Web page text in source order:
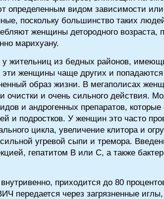
определенным видом зависимости или
поскольку большинство таких
женщины детородного возраста,
марихуану.
у жительниц из бедных районов,
женщины чаще других и попадаются
образ жизни. В мегаполисах
очистки и очень сильного действия.
и андрогенных препаратов,
и подростков. У женщин это часто
цикла, увеличение клитора и
угревой сыпи и тремора.
гепатитом В или С, а также
приходится до 80
передается через загрязненные